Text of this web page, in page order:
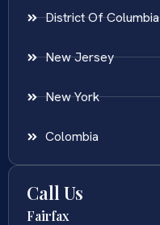
District Of Columbia
New Jersey
New York
Colombia
Call Us
Fairfax